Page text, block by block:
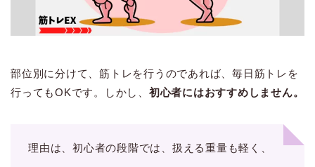
部位別に分けて、筋トレを行うのであれば、毎日筋トレを
行ってもOKです。しかし、 初心者にはおすすめしません。
理由は、初心者の段階では、扱える重量も軽く、